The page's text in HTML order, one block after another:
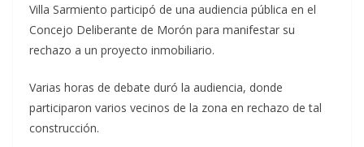
Villa Sarmiento participó de una audiencia pública en el
Concejo Deliberante de Morón para manifestar su
rechazo a un proyecto inmobiliario.
Varias horas de debate duró la audiencia, donde
participaron varios vecinos de la zona en rechazo de tal
construcción.